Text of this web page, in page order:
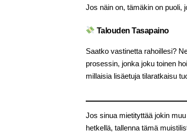
Jos näin on, tämäkin on puoli,
Talouden Tasapaino
Saatko vastinetta rahoillesi?
prosessin, jonka joku toinen
millaisia lisäetuja tilaratkaisu
Jos sinua mietityttää jokin
hetkellä, tallenna tämä